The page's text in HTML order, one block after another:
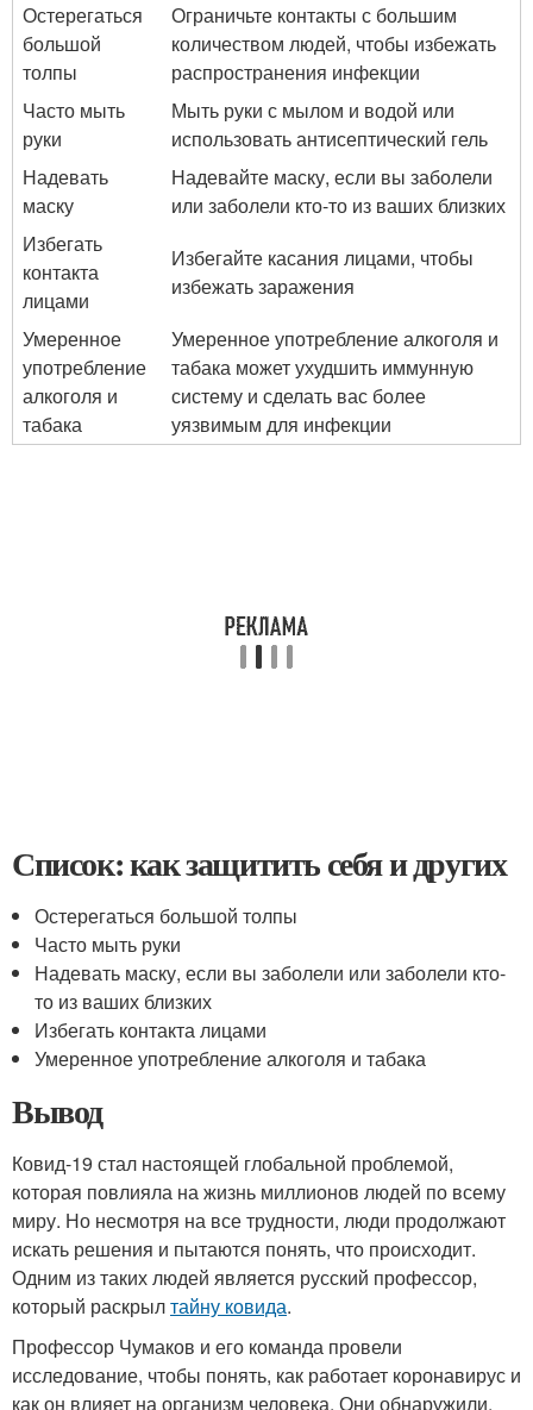
Остерегаться
большой
толпы
Ограничьте контакты с большим
количеством людей, чтобы избежать
распространения инфекции
Часто мыть
руки
Мыть руки с мылом и водой или
использовать антисептический гель
Надевать
маску
Надевайте маску, если вы заболели
или заболели кто-то из ваших близких
Избегать
контакта
лицами
Избегайте касания лицами, чтобы
избежать заражения
Умеренное
употребление
алкоголя и
табака
Умеренное употребление алкоголя и
табака может ухудшить иммунную
систему и сделать вас более
уязвимым для инфекции
Список: как защитить себя и других
Остерегаться большой толпы
Часто мыть руки
Надевать маску, если вы заболели или заболели кто-
то из ваших близких
Избегать контакта лицами
Умеренное употребление алкоголя и табака
Вывод
Ковид-19 стал настоящей глобальной проблемой,
которая повлияла на жизнь миллионов людей по всему
миру. Но несмотря на все трудности, люди продолжают
искать решения и пытаются понять, что происходит.
Одним из таких людей является русский профессор,
который раскрылтайну ковида.
Профессор Чумаков и его команда провели
исследование, чтобы понять, как работает коронавирус и
как он влияет на организм человека. Они обнаружили,